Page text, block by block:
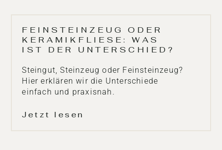
FEINSTEINZEUG ODER
KERAMIKFLIESE: WAS
IST DER UNTERSCHIED?
Steingut, Steinzeug oder Feinsteinzeug?
Hier erklären wir die Unterschiede
einfach und praxisnah.
Jetzt lesen